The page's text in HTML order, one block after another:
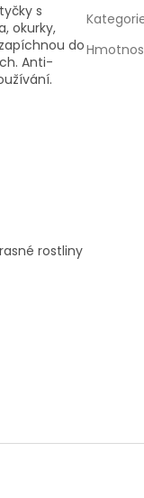
s
okurky,
do
Anti-
rostliny